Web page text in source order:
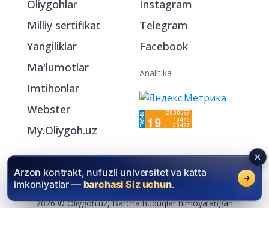
Oliygohlar
Milliy sertifikat
Yangiliklar
Ma'lumotlar
Imtihonlar
Webster
My.Oliygoh.uz
Instagram
Telegram
Facebook
Analitika
2026 © Oliygoh.uz, Barcha huquqlar himoyalangan
Arzon kontrakt, nufuzli universitet va katta
imkoniyatlar — barchasi Siz uchun.